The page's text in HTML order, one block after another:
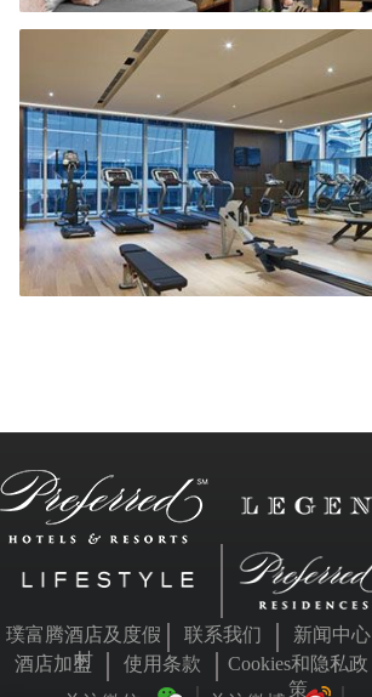
璞富腾酒店及度假
村
联系我们 新闻中心
酒店加盟
使用条款
Cookies和隐私政
策